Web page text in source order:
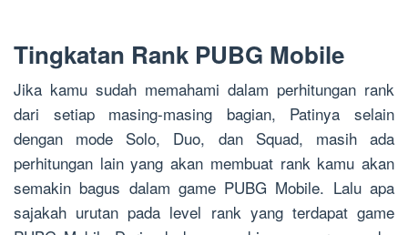
Tingkatan Rank PUBG Mobile
Jika kamu sudah memahami dalam perhitungan rank
dari setiap masing-masing bagian, Patinya selain
dengan mode Solo, Duo, dan Squad, masih ada
perhitungan lain yang akan membuat rank kamu akan
semakin bagus dalam game PUBG Mobile. Lalu apa
sajakah urutan pada level rank yang terdapat game